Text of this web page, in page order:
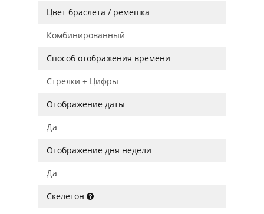
Цвет браслета / ремешка
Комбинированный
Способ отображения времени
Стрелки + Цифры
Отображение даты
Да
Отображение дня недели
Да
Скелетон